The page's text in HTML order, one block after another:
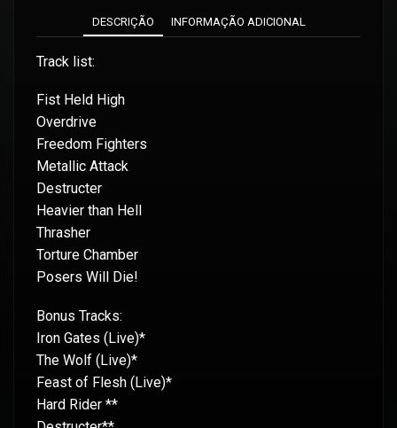
DESCRIÇÃO INFORMAÇÃO ADICIONAL
Track list:
Fist Held High
Overdrive
Freedom Fighters
Metallic Attack
Destructer
Heavier than Hell
Thrasher
Torture Chamber
Posers Will Die!
Bonus Tracks:
Iron Gates (Live)*
The Wolf (Live)*
Feast of Flesh (Live)*
Hard Rider **